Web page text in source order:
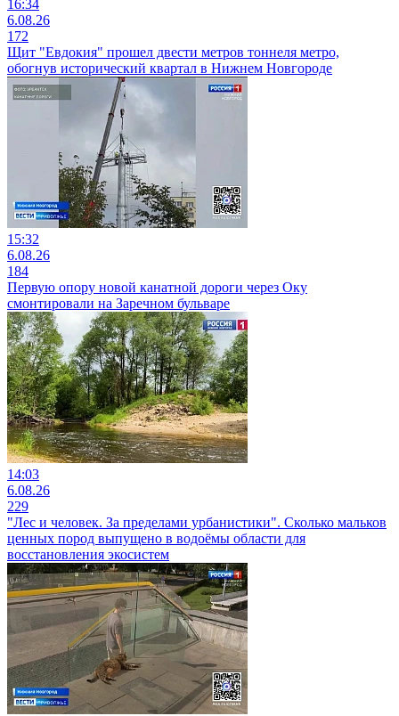
16:34
6.08.26
172
Щит "Евдокия" прошел двести метров тоннеля метро,
обогнув исторический квартал в Нижнем Новгороде
15:32
6.08.26
184
Первую опору новой канатной дороги через Оку
смонтировали на Заречном бульваре
14:03
6.08.26
229
"Лес и человек. За пределами урбанистики". Сколько мальков
ценных пород выпущено в водоёмы области для
восстановления экосистем